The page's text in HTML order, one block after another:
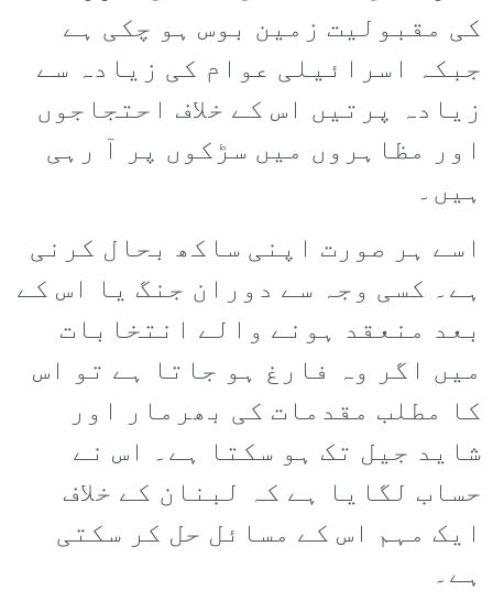
کی مقبولیت زمین بوس ہو چکی ہے
جبکہ اسرائیلی عوام کی زیادہ سے
زیادہ پرتیں اس کے خلاف احتجاجوں
اور مظاہروں میں سڑکوں پر آ رہی
ہیں۔
اسے ہر صورت اپنی ساکھ بحال کرنی
ہے۔ کسی وجہ سے دوران جنگ یا اس کے
بعد منعقد ہونے والے انتخابات
میں اگر وہ فارغ ہو جاتا ہے تو اس
کا مطلب مقدمات کی بھرمار اور
شاید جیل تک ہو سکتا ہے۔ اس نے
حساب لگایا ہے کہ لبنان کے خلاف
ایک مہم اس کے مسائل حل کر سکتی
ہے۔